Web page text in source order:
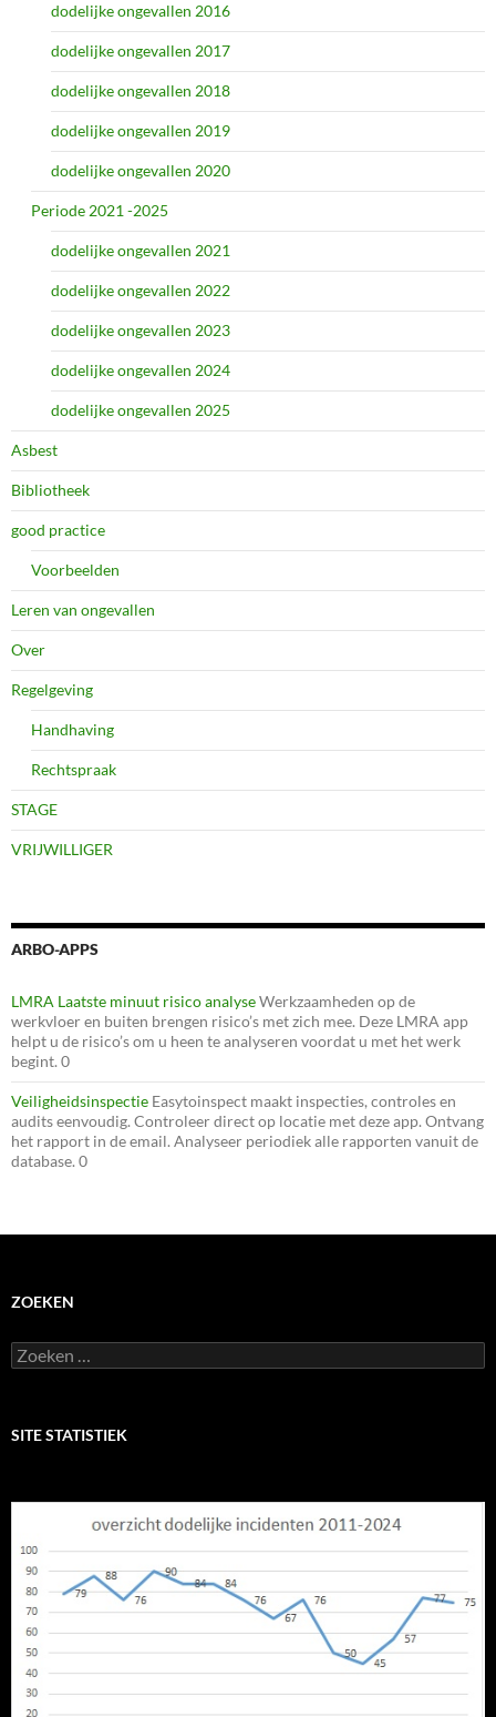
dodelijke ongevallen 2016
dodelijke ongevallen 2017
dodelijke ongevallen 2018
dodelijke ongevallen 2019
dodelijke ongevallen 2020
Periode 2021 -2025
dodelijke ongevallen 2021
dodelijke ongevallen 2022
dodelijke ongevallen 2023
dodelijke ongevallen 2024
dodelijke ongevallen 2025
Asbest
Bibliotheek
good practice
Voorbeelden
Leren van ongevallen
Over
Regelgeving
Handhaving
Rechtspraak
STAGE
VRIJWILLIGER
ARBO-APPS
LMRA Laatste minuut risico analyseWerkzaamheden op de
werkvloer en buiten brengen risico’s met zich mee. Deze LMRA app
helpt u de risico’s om u heen te analyseren voordat u met het werk
begint. 0
Veiligheidsinspectie Easytoinspect maakt inspecties, controles en
audits eenvoudig. Controleer direct op locatie met deze app. Ontvang
het rapport in de email. Analyseer periodiek alle rapporten vanuit de
database. 0
ZOEKEN
Zoeken
naar:
SITE STATISTIEK